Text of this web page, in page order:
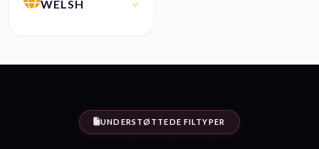
WELSH
UNDERSTØTTEDE FILTYPER